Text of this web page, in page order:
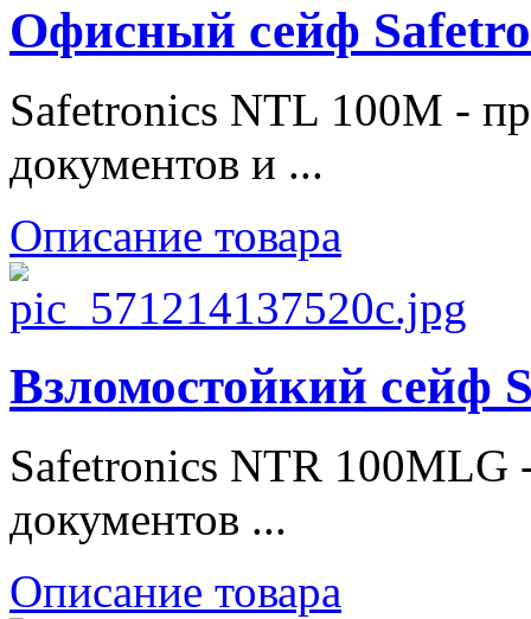
Офисный сейф
Safetronics NTL 100M -
документов и ...
Описание товара
Взломостойкий сейф
Safetronics NTR 100MLG
документов ...
Описание товара